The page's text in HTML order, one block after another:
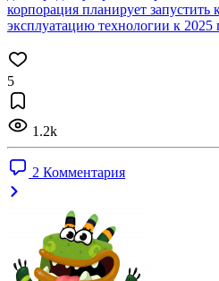
корпорация планирует запустить
эксплуатацию технологии к 2025
5
1.2k
2 Комментария